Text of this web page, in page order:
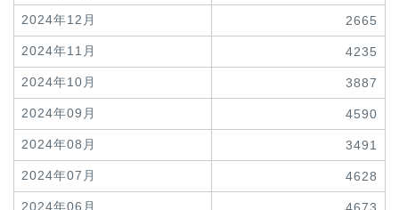
2024年12月 2665
2024年11月 4235
2024年10月 3887
2024年09月 4590
2024年08月 3491
2024年07月 4628
2024年06月